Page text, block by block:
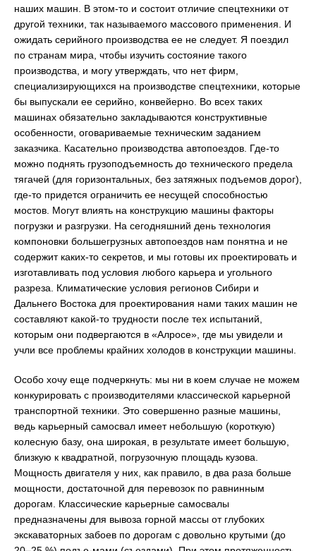
наших машин. В этом-то и состоит отличие спецтехники от
другой техники, так называемого массового применения. И
ожидать серийного производства ее не следует. Я поездил
по странам мира, чтобы изучить состояние такого
производства, и могу утверждать, что нет фирм,
специализирующихся на производстве спецтехники, которые
бы выпускали ее серийно, конвейерно. Во всех таких
машинах обязательно закладываются конструктивные
особенности, оговариваемые техническим заданием
заказчика. Касательно производства автопоездов. Где-то
можно поднять грузоподъемность до технического предела
тягачей (для горизонтальных, без затяжных подъемов дорог),
где-то придется ограничить ее несущей способностью
мостов. Могут влиять на конструкцию машины факторы
погрузки и разгрузки. На сегодняшний день технология
компоновки большегрузных автопоездов нам понятна и не
содержит каких-то секретов, и мы готовы их проектировать и
изготавливать под условия любого карьера и угольного
разреза. Климатические условия регионов Сибири и
Дальнего Востока для проектирования нами таких машин не
составляют какой-то трудности после тех испытаний,
которым они подвергаются в «Алросе», где мы увидели и
учли все проблемы крайних холодов в конструкции машины.
Особо хочу еще подчеркнуть: мы ни в коем случае не можем
конкурировать с производителями классической карьерной
транспортной техники. Это совершенно разные машины,
ведь карьерный самосвал имеет небольшую (короткую)
колесную базу, она широкая, в результате имеет большую,
близкую к квадратной, погрузочную площадь кузова.
Мощность двигателя у них, как правило, в два раза больше
мощности, достаточной для перевозок по равнинным
дорогам. Классические карьерные самосвалы
предназначены для вывоза горной массы от глубоких
экскаваторных забоев по дорогам с довольно крутыми (до